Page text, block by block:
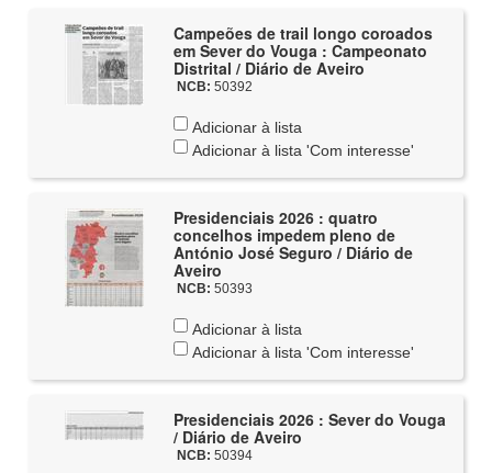
Campeões de trail longo coroados
em Sever do Vouga : Campeonato
Distrital / Diário de Aveiro
NCB: 50392
Adicionar à lista
Adicionar à lista 'Com interesse'
Presidenciais 2026 : quatro
concelhos impedem pleno de
António José Seguro / Diário de
Aveiro
NCB: 50393
Adicionar à lista
Adicionar à lista 'Com interesse'
Presidenciais 2026 : Sever do Vouga
/ Diário de Aveiro
NCB: 50394